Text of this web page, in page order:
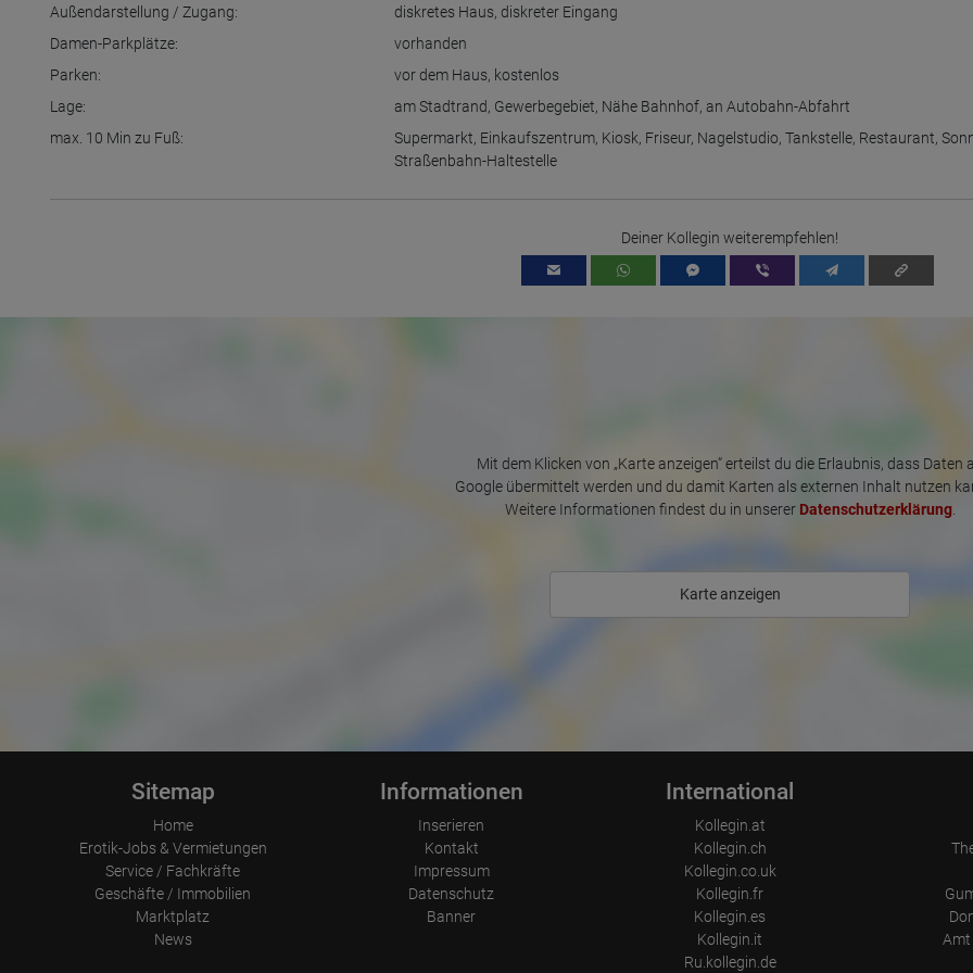
Betriebssystem
Gerät (PC, Tablet-PC oder Smartphone)
Besucherquelle (Facebook, Suchmaschine oder verweisende
Webseite)
Welche Dateien wurden heruntergeladen?
Welche Videos angeschaut?
Wurden Werbebanner angeklickt?
Wohin ging der Besucher? Klickte er auf weitere Seiten des Portals
Wie lange blieb der Besucher?
Ort der Verarbeitung:
Europäische Union & USA
Außendarstellung / Zugang:
diskretes Haus,diskreter Eingang
Damen-Parkplätze:
vorhanden
Parken:
vor dem Haus, kostenlos
Lage:
am Stadtrand, Gewerbegebiet, Nähe Bahnhof,an Autobahn-Abfahrt
max. 10 Min zu Fuß:
Supermarkt, Einkaufszentrum, Kiosk, Friseur, Nagelstudio,Tankstelle, Restaurant,
Straßenbahn-Haltestelle
Deiner Kollegin weiterempfehlen!
Mit dem Klicken von „Karte anzeigen“ erteilst du die Erlaubnis, dass Daten
Google übermittelt werden und du damit Karten als externen Inhalt nutzen
Weitere Informationen findest du in unserer Datenschutzerklärung.
Karte anzeigen
Sitemap
Home
Erotik-Jobs & Vermietungen
Service / Fachkräfte
Geschäfte / Immobilien
Marktplatz
News
Informationen
Inserieren
Kontakt
Impressum
Datenschutz
Banner
International
Kollegin.at
Kollegin.ch
Kollegin.co.uk
Kollegin.fr
Kollegin.es
Kollegin.it
Ru.kollegin.de
Amt